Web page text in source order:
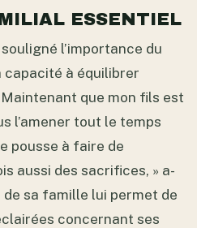
ESSENTIEL
l’importance du
à équilibrer
que mon fils est
l’amener tout le temps
pousse à faire de
aussi des sacrifices, » a-
sa famille lui permet de
concernant ses